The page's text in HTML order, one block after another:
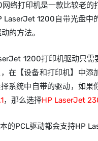
络打印机是一款比较老的
LaserJet 1200自带光盘中
的方法。
1200打印机驱动只
在【设备和打印机】中
系统中自带的驱动，如果
，那么选择HP LaserJet
的PCL驱动都会支持HP